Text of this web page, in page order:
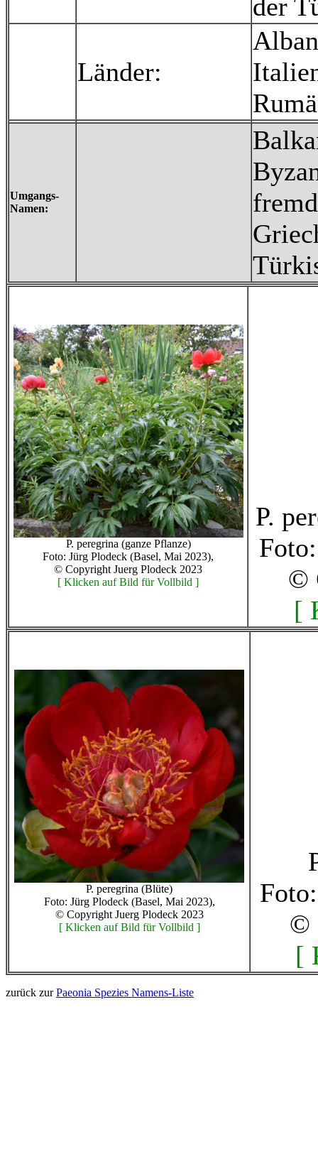
der
Länder:
Umgangs-
Namen:
P. peregrina (ganze Pflanze)
Foto: Jürg Plodeck (Basel, Mai 2023),
© Copyright Juerg Plodeck 2023
[ Klicken auf Bild für Vollbild ]
P.
©
[
P. peregrina (Blüte)
Foto: Jürg Plodeck (Basel, Mai 2023),
© Copyright Juerg Plodeck 2023
[ Klicken auf Bild für Vollbild ]
©
[
zurück zurPaeonia Spezies Namens-Liste